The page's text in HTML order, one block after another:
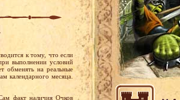
к тому, что если
выполнении условий
на реальные
календарного месяца.
факт наличия Очков